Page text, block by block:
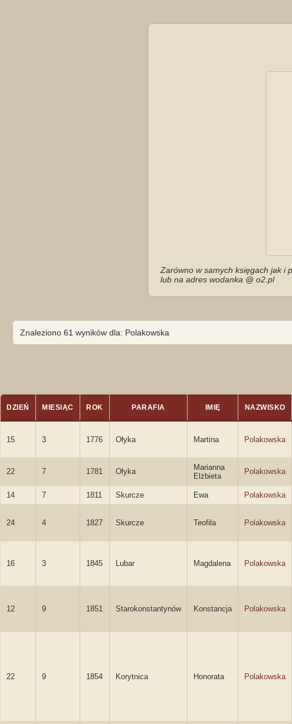
Zarówno w samych księgach jak i
lub na adres wodanka @ o2.pl
Znaleziono 61 wyników dla: Polakowska
DZIEŃ MIESIĄC ROK PARAFIA IMIĘ NAZWISKO
15 3 1776 Ołyka Martina Polakowska
22 7 1781 Ołyka
Marianna
Elżbieta
Polakowska
14 7 1811 Skurcze Ewa Polakowska
24 4 1827 Skurcze Teofila Polakowska
16 3 1845 Lubar Magdalena Polakowska
12 9 1851 Starokonstantynów Konstancja Polakowska
22 9 1854 Korytnica Honorata Polakowska